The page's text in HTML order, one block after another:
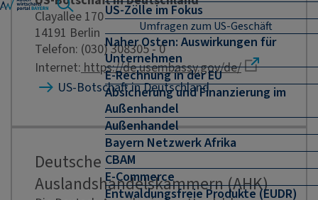
US-Zölle im Fokus
Umfragen zum US-Geschäft
Naher Osten: Auswirkungen für
Unternehmen
E-Rechnung in der EU
Absicherung und Finanzierung im
Außenhandel
Außenhandel
Bayern Netzwerk Afrika
CBAM
E-Commerce
Entwaldungsfreie Produkte (EUDR)
Clayallee 170
14191 Berlin
Telefon: (030) 308305 - 0
Internet: https://de.usembassy.gov/de/
US-Botschaft in Deutschland
Deutsche
Auslandshandelskammern (AHK)